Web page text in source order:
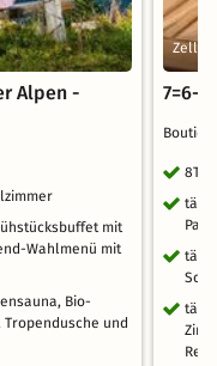
Alpen -
mit
Wahlmenü mit
Bio-
und
Zell
7=6-